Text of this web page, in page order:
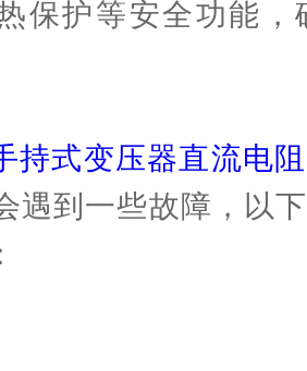
保护等安全功能，
持式变压器直流电
遇到一些故障，以